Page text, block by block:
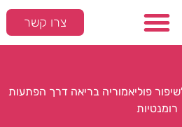
צרו קשר
פוליאמוריה בריאה דרך הפתעות
רומנטיות